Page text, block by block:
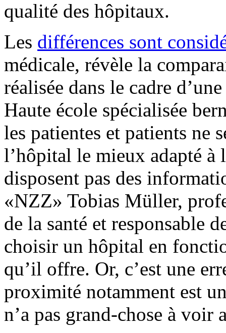
qualité des hôpitaux.
Les différences sont
médicale, révèle la
réalisée dans le cadre
Haute école spécialisée
les patientes et patients ne
l’hôpital le mieux adapté à
disposent pas des
«NZZ» Tobias Müller,
de la santé et responsable
choisir un hôpital en
qu’il offre. Or, c’est une
proximité notamment est
n’a pas grand-chose à voir